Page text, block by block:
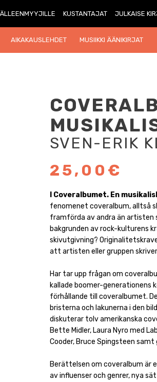
KUSTANTAJAT JULKAISE
AIKAKAUSLEHDET MUSIIKKI ÄÄNIKIRJAT
SVEN-ERIK
25,00€
I Coveralbumet. En
fenomenet coveralbum, alltså
framförda av andra än
bakgrunden av rock-kulturens
skivutgivning?
att artisten eller gruppen
Har tar upp frågan om
kallade boomer-
förhållande till coveralbumet.
bristerna och lakunerna i den
diskuterar tolv amerikanska
Bette Midler, Laura Nyro med
Cooder, Bruce Spingsteen samt
Berättelsen om coveralbum är
av influenser och genrer, nya